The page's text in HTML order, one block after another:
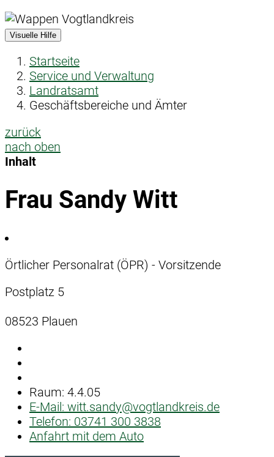
Visuelle Hilfe
Startseite
Service und Verwaltung
Landratsamt
Geschäftsbereiche und Ämter
zurück
nach oben
Inhalt
Frau Sandy Witt
Örtlicher Personalrat (ÖPR) - Vorsitzende
Postplatz 5
08523 Plauen
Raum: 4.4.05
E-Mail: witt.sandy@vogtlandkreis.de
Telefon: 03741 300 3838
Anfahrt mit dem Auto